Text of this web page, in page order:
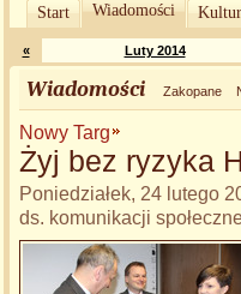
Start Wiadomości
« Luty 2014
Wiadomości Zakopane
Nowy Targ
Żyj bez ryzyka
Poniedziałek, 24 lutego
ds. komunikacji